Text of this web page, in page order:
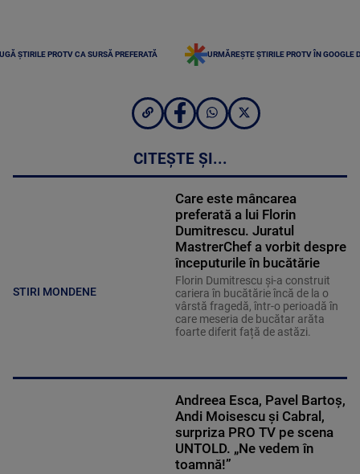
ȘTIRILE PROTV CA SURSĂ PREFERATĂ URMĂREȘTE ȘTIRILE PROTV ÎN GOOGLE
CITEȘTE ȘI...
STIRI MONDENE
Care este mâncarea
preferată a lui Florin
Dumitrescu. Juratul
MastrerChef a vorbit despre
începuturile în bucătărie
Florin Dumitrescu și-a construit
cariera în bucătărie încă de la o
vârstă fragedă, într-o perioadă în
care meseria de bucătar arăta
foarte diferit față de astăzi.
Andreea Esca, Pavel Bartoș,
Andi Moisescu și Cabral,
surpriza PRO TV pe scena
UNTOLD. „Ne vedem în
toamnă!”